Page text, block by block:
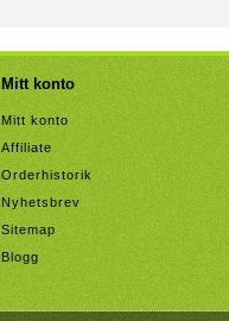
Mitt konto
Mitt konto
Affiliate
Orderhistorik
Nyhetsbrev
Sitemap
Blogg